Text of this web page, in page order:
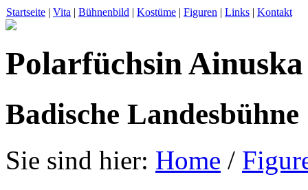
Startseite | Vita | Bühnenbild | Kostüme | Figuren | Links | Kontakt
Polarfüchsin Ainuska
Badische Landesbühne
Sie sind hier: Home /